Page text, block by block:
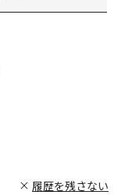
履歴を残さない